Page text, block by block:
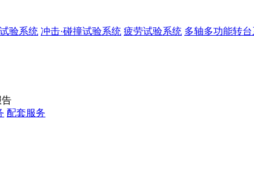
验系统 冲击·碰撞试验系统 疲劳试验系统 多轴多功能转
告
配套服务